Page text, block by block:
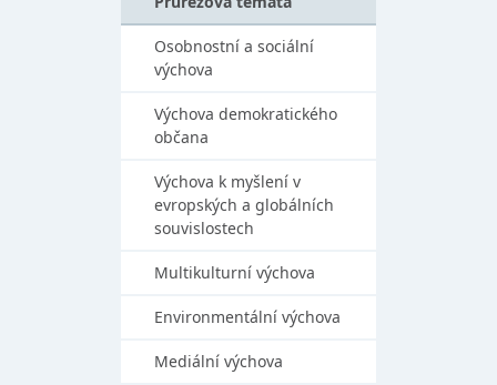
Osobnostní a sociální
výchova
Výchova demokratického
občana
Výchova k myšlení v
evropských a globálních
souvislostech
Multikulturní výchova
Environmentální výchova
Mediální výchova